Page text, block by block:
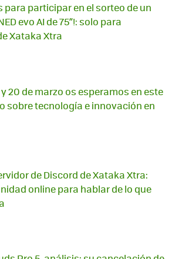
para participar en el sorteo de un
evo AI de 75”!: solo para
Xataka Xtra
y 20 de marzo os esperamos en este
sobre tecnología e innovación en
de Discord de Xataka Xtra:
online para hablar de lo que